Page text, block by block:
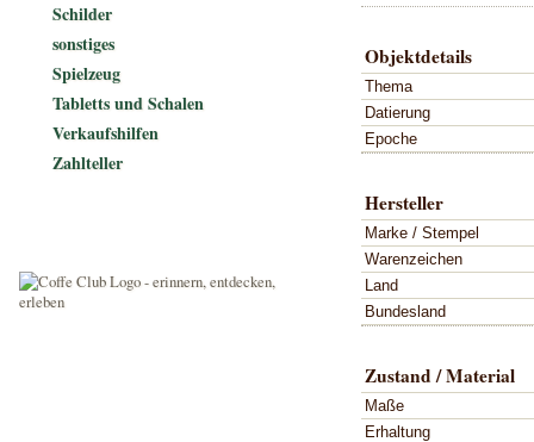
Objektdetails
Thema
Datierung
Epoche
Hersteller
Marke / Stempel
Warenzeichen
Land
Bundesland
Zustand / Material
Maße
Erhaltung
Schilder
sonstiges
Spielzeug
Tabletts und Schalen
Verkaufshilfen
Zahlteller